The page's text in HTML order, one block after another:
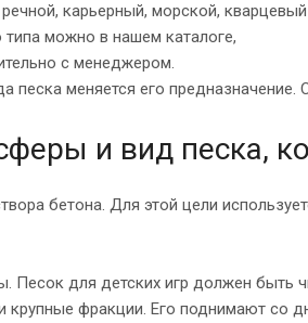
карьерный, морской,
можно в нашем каталоге,
с менеджером.
песка меняется его
и вид песка,
бетона. Для этой цели
Песок для детских игр должен быть
и крупные фракции. Его поднимают со